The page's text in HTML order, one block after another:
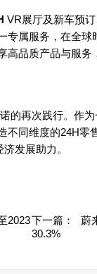
VR展厅及新车预
专属服务，在全
高品质产品与服
的再次践行。作
同维度的24H零
发展助力。
2023下一篇：
蔚
30.3%